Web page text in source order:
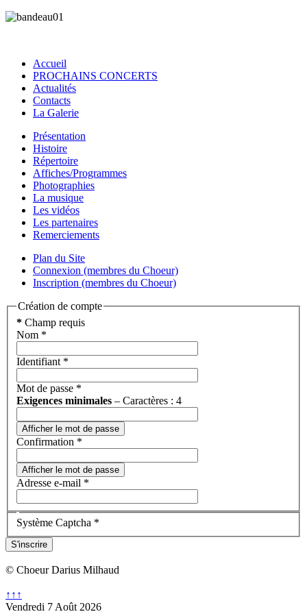
Accueil
PROCHAINS CONCERTS
Actualités
Contacts
La Galerie
Présentation
Histoire
Répertoire
Affiches/Programmes
Photographies
La musique
Les vidéos
Les partenaires
Remerciements
Plan du Site
Connexion (membres du Choeur)
Inscription (membres du Choeur)
Création de compte
* Champ requis
Nom *
Identifiant *
Mot de passe *
Exigences minimales – Caractères : 4
Afficher le mot de passe
Confirmation *
Afficher le mot de passe
Adresse e-mail *
Système Captcha *
S'inscrire
© Choeur Darius Milhaud
↑↑↑
Vendredi 7 Août 2026